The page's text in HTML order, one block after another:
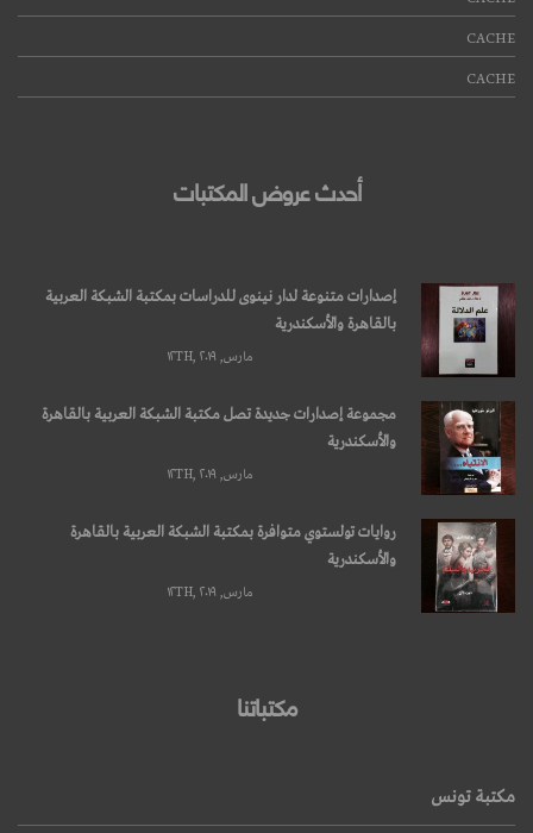
CACHE
CACHE
أحدث عروض المكتبات
إصدارات متنوعة لدار نينوى للدراسات بمكتبة الشبكة العربية
بالقاهرة والأسكندرية
مارس, ۱۲TH, ۲۰۱۹
مجموعة إصدارات جديدة تصل مكتبة الشبكة العربية بالقاهرة
والأسكندرية
مارس, ۱۲TH, ۲۰۱۹
روايات تولستوي متوافرة بمكتبة الشبكة العربية بالقاهرة
والأسكندرية
مارس, ۱۲TH, ۲۰۱۹
مكتباتنا
مكتبة تونس